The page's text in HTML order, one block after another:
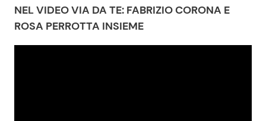
NEL VIDEO VIA DA TE: FABRIZIO CORONA E
ROSA PERROTTA INSIEME